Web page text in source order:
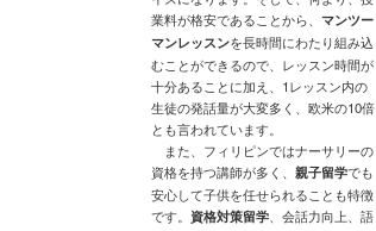
業料が格安であることから、 マンツー
マンレッスンを長時間にわたり組み込
むことができるので、レッスン時間が
十分あることに加え、1レッスン内の
生徒の発話量が大変多く、欧米の10倍
とも言われています。
また、フィリピンではナーサリーの
資格を持つ講師が多く、 親子留学でも
安心して子供を任せられることも特徴
です。 資格対策留学 、会話力向上、語